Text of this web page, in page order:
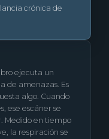
crónica de
ejecuta un
de amenazas. Es
algo. Cuando
ese escáner se
Medido en tiempo
la respiración se